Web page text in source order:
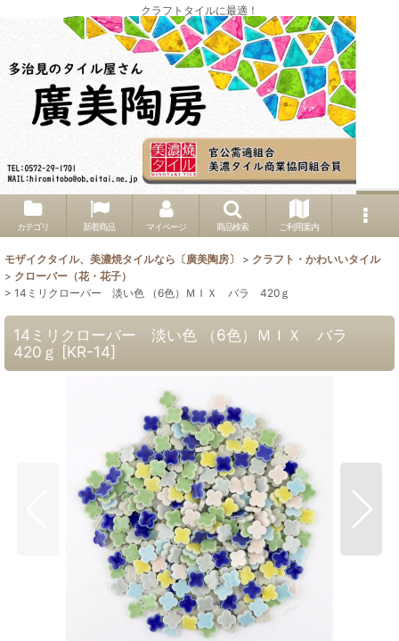
クラフトタイルに最適！
カテゴリ 新着商品 マイページ 商品検索 ご利用案内
モザイクタイル、美濃焼タイルなら〔廣美陶房〕 > クラフト・かわいいタイル
> クローバー（花・花子）
> 14ミリクローバー 淡い色 （6色）ＭＩＸ バラ 420ｇ
14ミリクローバー 淡い色 （6色）ＭＩＸ バラ
420ｇ [KR-14]